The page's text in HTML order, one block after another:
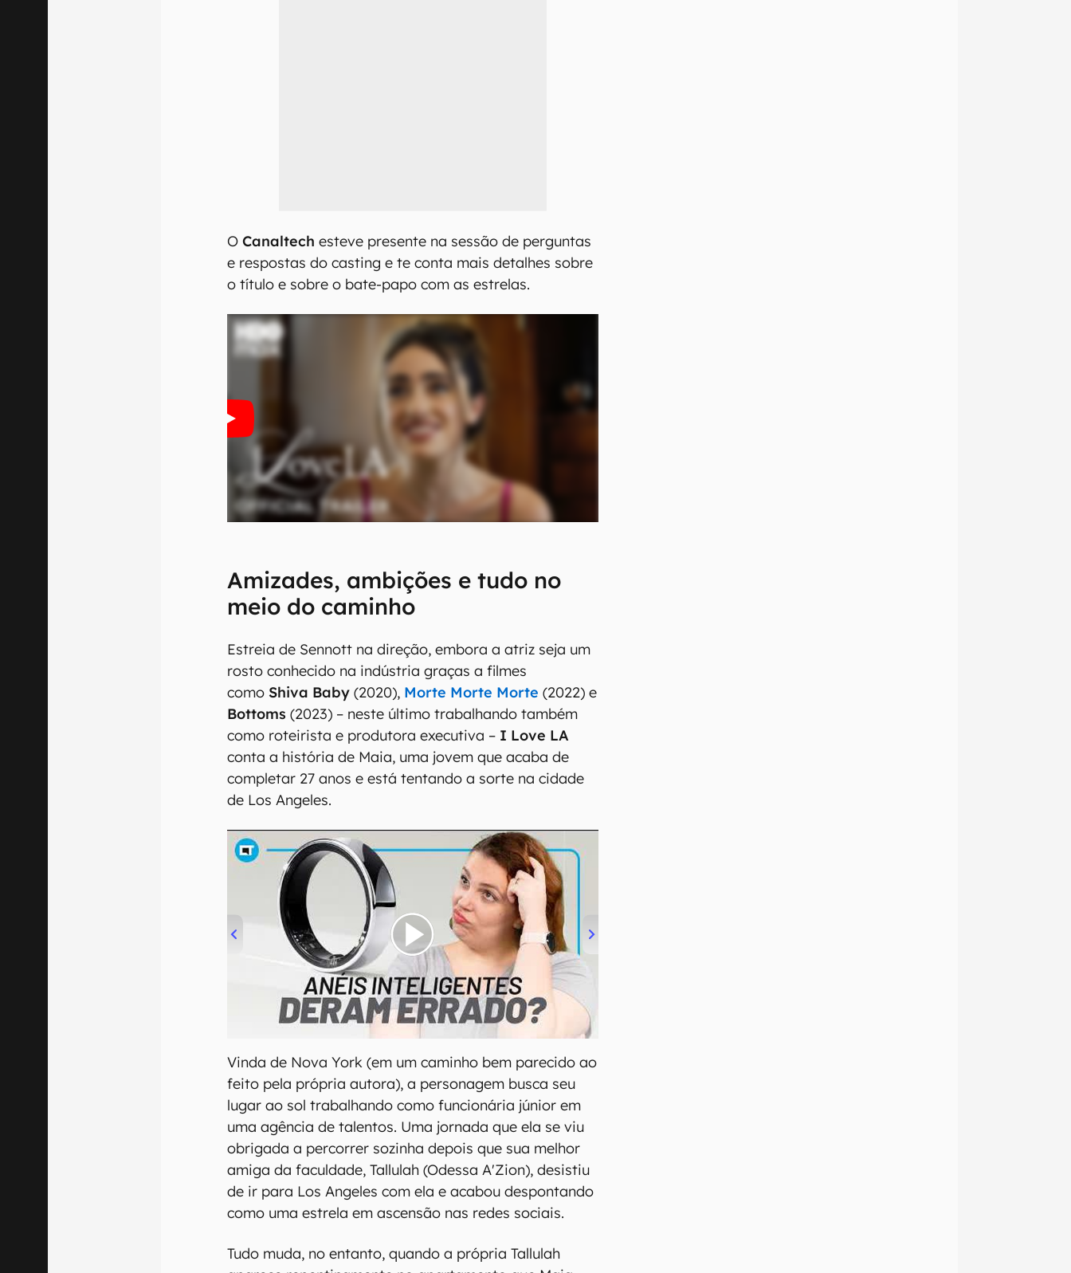
OCanaltech esteve presente na sessão de perguntas
e respostas do casting e te conta mais detalhes sobre
o título e sobre o bate-papo com as estrelas.
Amizades, ambições e tudo no
meio do caminho
Estreia de Sennott na direção, embora a atriz seja um
rosto conhecido na indústria graças a filmes
como Shiva Baby (2020), Morte Morte Morte (2022) e
Bottoms (2023) – neste último trabalhando também
como roteirista e produtora executiva – I Love LA
conta a história de Maia, uma jovem que acaba de
completar 27 anos e está tentando a sorte na cidade
de Los Angeles.
00:00/21:11
Vinda de Nova York (em um caminho bem parecido ao
feito pela própria autora), a personagem busca seu
lugar ao sol trabalhando como funcionária júnior em
uma agência de talentos. Uma jornada que ela se viu
obrigada a percorrer sozinha depois que sua melhor
amiga da faculdade, Tallulah (Odessa A'Zion), desistiu
de ir para Los Angeles com ela e acabou despontando
como uma estrela em ascensão nas redes sociais.
Tudo muda, no entanto, quando a própria Tallulah